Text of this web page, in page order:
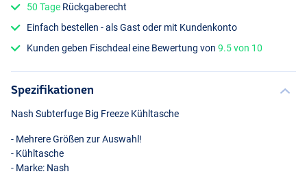
50 Tage Rückgaberecht
Einfach bestellen - als Gast oder mit Kundenkonto
Kunden geben Fischdeal eine Bewertung von9.5 von 10
Spezifikationen
Nash Subterfuge Big Freeze Kühltasche
- Mehrere Größen zur Auswahl!
- Kühltasche
- Marke: Nash